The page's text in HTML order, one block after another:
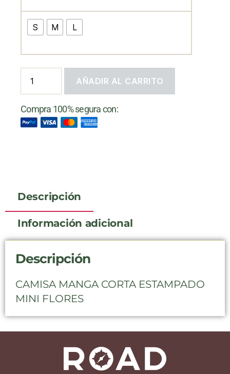
S M L
AÑADIR AL CARRITO
Compra 100% segura con:
Descripción
Información adicional
Descripción
CAMISA MANGA CORTA ESTAMPADO
MINI FLORES